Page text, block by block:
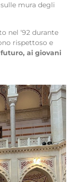
mura degli
nel ‘92 durante
rispettoso e
ai giovani